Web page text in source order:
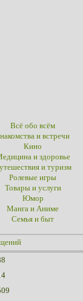
Всё обо всём
и встречи
Кино
и здоровье
и туризм
Ролевые игры
Товары и услуги
Юмор
Манга и Аниме
Семья и быт